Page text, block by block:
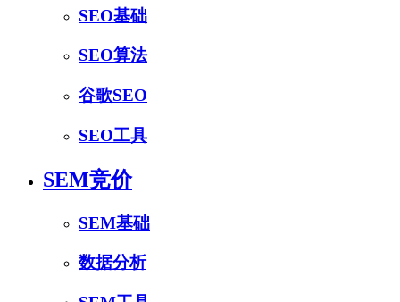
SEO基础
SEO算法
谷歌SEO
SEO工具
SEM竞价
SEM基础
数据分析